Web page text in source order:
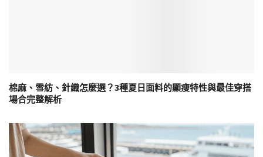
棉麻、雪紡、針織怎麼選？3種夏日面料的顯瘦特性與最佳穿搭
場合完整解析